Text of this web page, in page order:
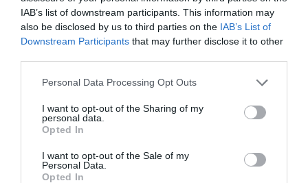
IAB’s list of downstream participants. This information may
also be disclosed by us to third parties on the IAB’s List of
Downstream Participants that may further disclose it to other
Personal Data Processing Opt Outs
I want to opt-out of the Sharing of my
personal data.
Opted In
I want to opt-out of the Sale of my
Personal Data.
Opted In